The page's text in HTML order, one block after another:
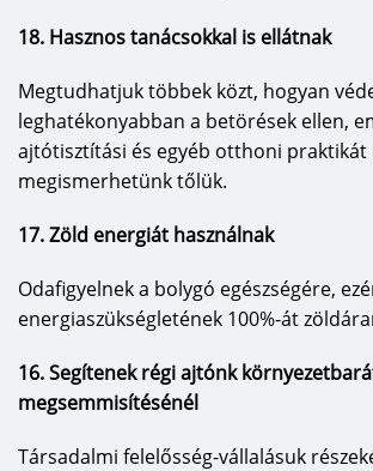
18. Hasznos tanácsokkal is ellátnak
Megtudhatjuk többek közt, hogyan
leghatékonyabban a betörések ellen,
ajtótisztítási és egyéb otthoni praktikát
megismerhetünk tőlük.
17. Zöld energiát használnak
Odafigyelnek a bolygó egészségére,
energiaszükségletének 100%-át
16. Segítenek régi ajtónk
megsemmisítésénél
Társadalmi felelősség-vállalásuk